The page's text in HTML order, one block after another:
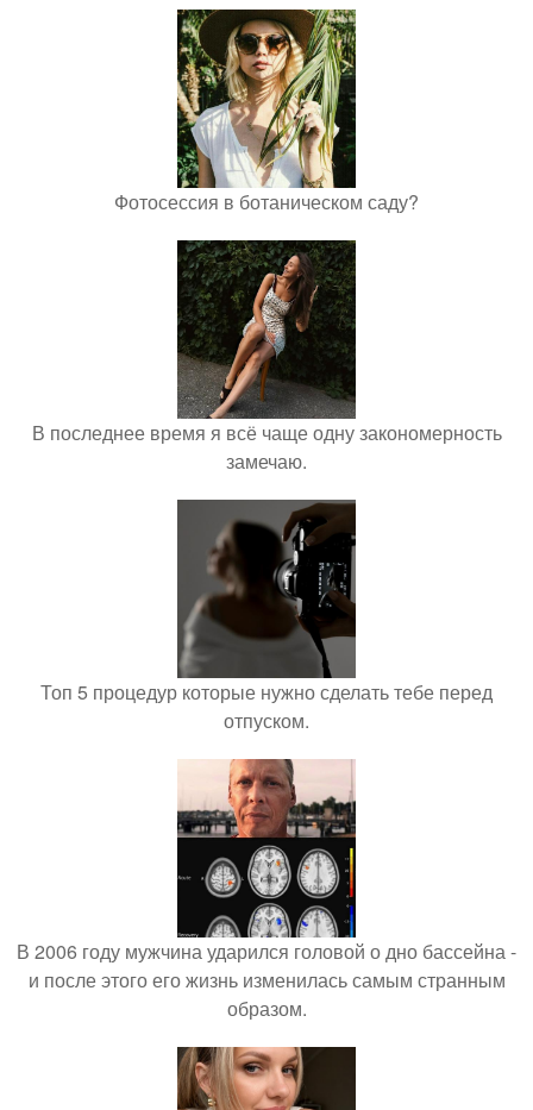
Фотосессия в ботаническом саду?
В последнее время я всё чаще одну закономерность
замечаю.
Топ 5 процедур которые нужно сделать тебе перед
отпуском.
В 2006 году мужчина ударился головой о дно бассейна -
и после этого его жизнь изменилась самым странным
образом.